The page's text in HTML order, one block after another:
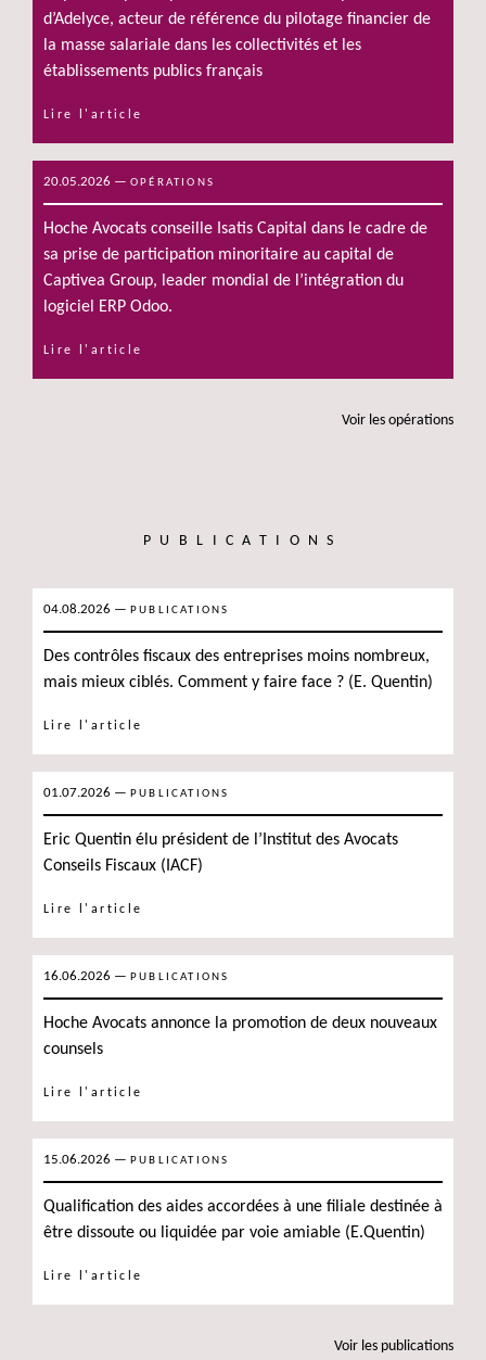
d’Adelyce, acteur de référence du pilotage financier de
la masse salariale dans les collectivités et les
établissements publics français
Lire l'article
20.05.2026 — OPÉRATIONS
Hoche Avocats conseille Isatis Capital dans le cadre de
sa prise de participation minoritaire au capital de
Captivea Group, leader mondial de l’intégration du
logiciel ERP Odoo.
Lire l'article
voir les opérations
PUBLICATIONS
04.08.2026 — PUBLICATIONS
Des contrôles fiscaux des entreprises moins nombreux,
mais mieux ciblés. Comment y faire face ? (E. Quentin)
Lire l'article
01.07.2026 — PUBLICATIONS
Eric Quentin élu président de l’Institut des Avocats
Conseils Fiscaux (IACF)
Lire l'article
16.06.2026 — PUBLICATIONS
Hoche Avocats annonce la promotion de deux nouveaux
counsels
Lire l'article
15.06.2026 — PUBLICATIONS
Qualification des aides accordées à une filiale destinée à
être dissoute ou liquidée par voie amiable (E.Quentin)
Lire l'article
voir les publications